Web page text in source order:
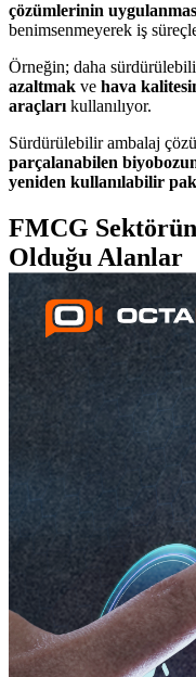
çözümlerinin
benimsenmeyerek iş
Örneğin; daha
azaltmak ve hava
araçları kullanılıyor.
Sürdürülebilir ambalaj
parçalanabilen
yeniden kullanılabilir
FMCG
Olduğu Alanlar